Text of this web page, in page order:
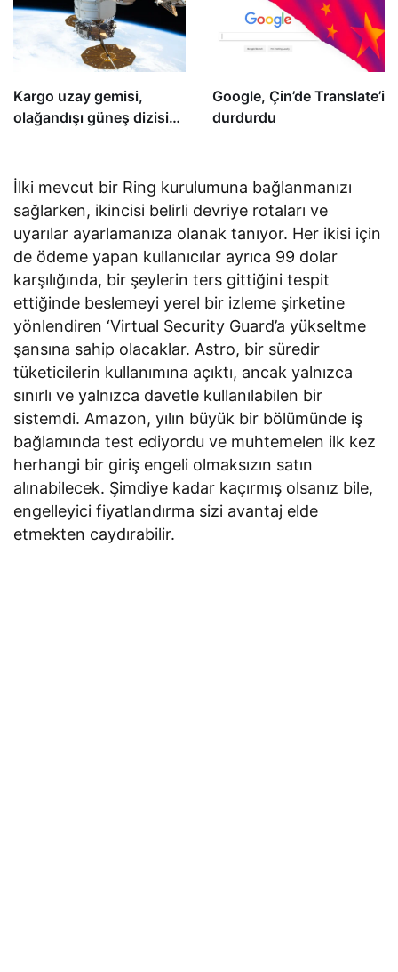
Kargo uzay gemisi,
olağandışı güneş dizisi
Google, Çin’de Translate’i
durdurdu
İlki mevcut bir Ring kurulumuna bağlanmanızı
sağlarken, ikincisi belirli devriye rotaları ve
uyarılar ayarlamanıza olanak tanıyor. Her ikisi için
de ödeme yapan kullanıcılar ayrıca 99 dolar
karşılığında, bir şeylerin ters gittiğini tespit
ettiğinde beslemeyi yerel bir izleme şirketine
yönlendiren ‘Virtual Security Guard’a yükseltme
şansına sahip olacaklar. Astro, bir süredir
tüketicilerin kullanımına açıktı, ancak yalnızca
sınırlı ve yalnızca davetle kullanılabilen bir
sistemdi. Amazon, yılın büyük bir bölümünde iş
bağlamında test ediyordu ve muhtemelen ilk kez
herhangi bir giriş engeli olmaksızın satın
alınabilecek. Şimdiye kadar kaçırmış olsanız bile,
engelleyici fiyatlandırma sizi avantaj elde
etmekten caydırabilir.